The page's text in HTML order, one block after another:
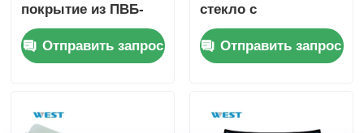
покрытие из ПВБ-
пленки толщиной
0,76 мм для
автомобильных
Отправить запрос
стекло с
(ПВБ) слоем для
балконных перил и
Отправить запрос